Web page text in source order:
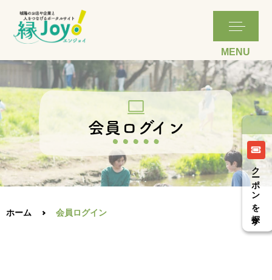
クーポンを探す
ホーム 会員ログイン